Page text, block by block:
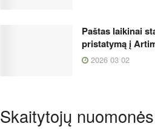
Paštas laikinai
pristatymą į
2026 03 02
Skaitytojų